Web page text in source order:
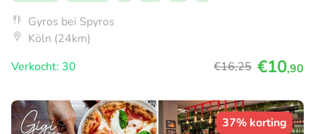
Gyros bei Spyros
Köln (24km)
Verkocht: 30
€16,25 €10,90
37% korting